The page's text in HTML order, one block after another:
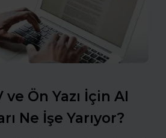
Ön Yazı İçin AI
Ne İşe Yarıyor?